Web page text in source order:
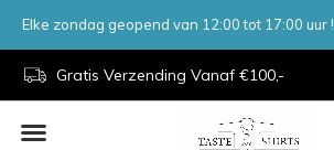
Gratis Verzending Vanaf €100,-
Elke zondag geopend van 12:00 tot 17:00 uur !